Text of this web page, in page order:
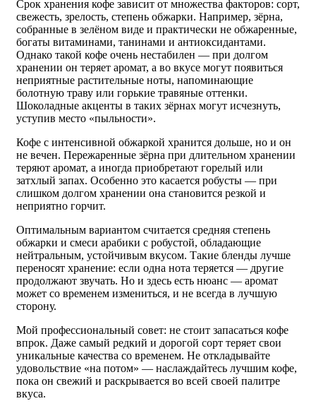
Срок хранения кофе зависит от множества факторов: сорт,
свежесть, зрелость, степень обжарки. Например, зёрна,
собранные в зелёном виде и практически не обжаренные,
богаты витаминами, танинами и антиоксидантами.
Однако такой кофе очень нестабилен — при долгом
хранении он теряет аромат, а во вкусе могут появиться
неприятные растительные ноты, напоминающие
болотную траву или горькие травяные оттенки.
Шоколадные акценты в таких зёрнах могут исчезнуть,
уступив место «пыльности».
Кофе с интенсивной обжаркой хранится дольше, но и он
не вечен. Пережаренные зёрна при длительном хранении
теряют аромат, а иногда приобретают горелый или
затхлый запах. Особенно это касается робусты — при
слишком долгом хранении она становится резкой и
неприятно горчит.
Оптимальным вариантом считается средняя степень
обжарки и смеси арабики с робустой, обладающие
нейтральным, устойчивым вкусом. Такие бленды лучше
переносят хранение: если одна нота теряется — другие
продолжают звучать. Но и здесь есть нюанс — аромат
может со временем измениться, и не всегда в лучшую
сторону.
Мой профессиональный совет: не стоит запасаться кофе
впрок. Даже самый редкий и дорогой сорт теряет свои
уникальные качества со временем. Не откладывайте
удовольствие «на потом» — наслаждайтесь лучшим кофе,
пока он свежий и раскрывается во всей своей палитре
вкуса.